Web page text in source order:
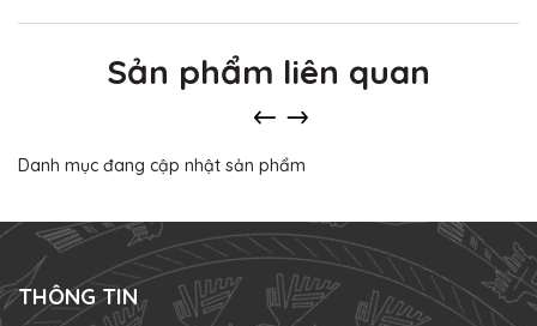
Sản phẩm liên quan
Danh mục đang cập nhật sản phẩm
THÔNG TIN